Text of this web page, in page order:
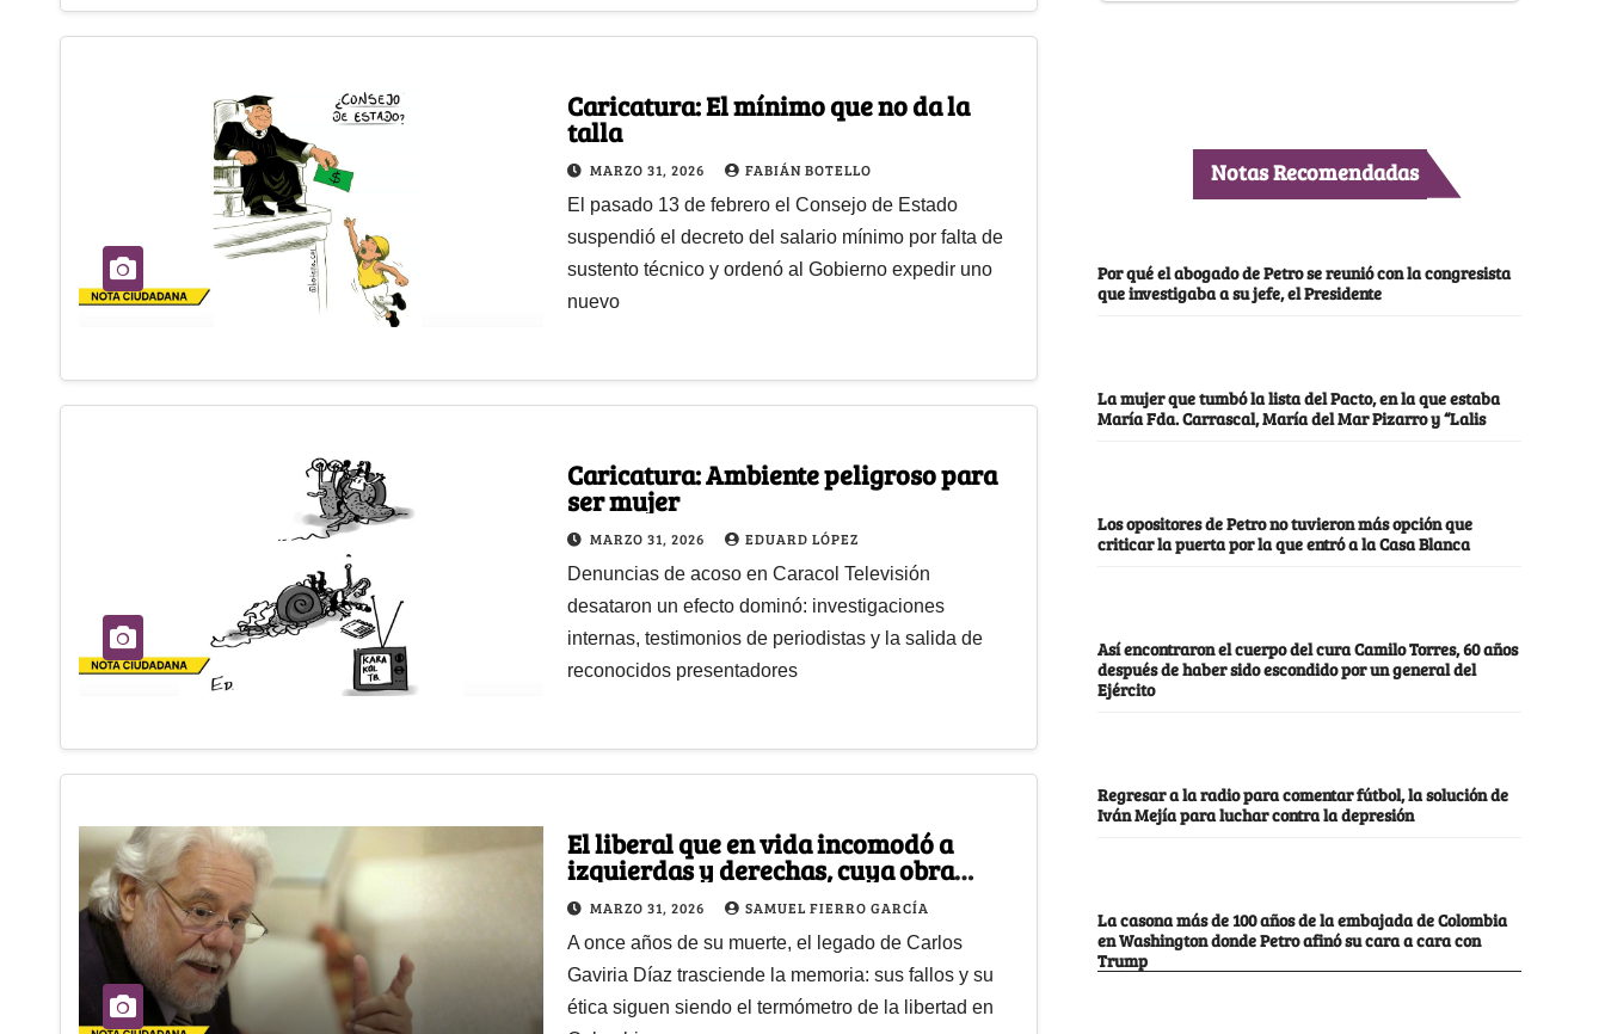
Caricatura: El mínimo que no da la
talla
MARZO 31, 2026 FABIÁN BOTELLO
El pasado 13 de febrero el Consejo de Estado
suspendió el decreto del salario mínimo por falta de
sustento técnico y ordenó al Gobierno expedir uno
nuevo
Caricatura: Ambiente peligroso para
ser mujer
MARZO 31, 2026 EDUARD LÓPEZ
Denuncias de acoso en Caracol Televisión
desataron un efecto dominó: investigaciones
internas, testimonios de periodistas y la salida de
reconocidos presentadores
El liberal que en vida incomodó a
izquierdas y derechas, cuya obra
sigue siendo una piedra en el zapato
para la política
MARZO 31, 2026 SAMUEL FIERRO GARCÍA
A once años de su muerte, el legado de Carlos
Gaviria Díaz trasciende la memoria: sus fallos y su
ética siguen siendo el termómetro de la libertad en
Notas Recomendadas
Por qué el abogado de Petro se reunió con la congresista
que investigaba a su jefe, el Presidente
La mujer que tumbó la lista del Pacto, en la que estaba
María Fda. Carrascal, María del Mar Pizarro y “Lalis
Los opositores de Petro no tuvieron más opción que
criticar la puerta por la que entró a la Casa Blanca
Así encontraron el cuerpo del cura Camilo Torres, 60 años
después de haber sido escondido por un general del
Ejército
Regresar a la radio para comentar fútbol, la solución de
Iván Mejía para luchar contra la depresión
La casona más de 100 años de la embajada de Colombia
en Washington donde Petro afinó su cara a cara con
Trump